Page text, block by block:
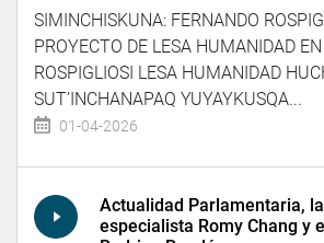
SIMINCHISKUNA: FERNANDO
PROYECTO DE LESA HUMANIDAD
ROSPIGLIOSI LESA HUMANIDAD
SUT’INCHANAPAQ YUYAYKUSQA...
01-04-2026
Actualidad Parlamentaria,
especialista Romy Chang y